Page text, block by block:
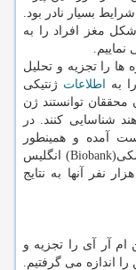
بسیار نادر بود.
شکل مغز افراد را به
ها را تجزیه و تحلیل
به اطلاعات ژنتیکی
محققان توانستند ژن
شناسایی کنند. در
آمده و همینطور
بررسی داده های موجود در بانک اطلاعات پزشکی(Biobank) انگلیس
و اسکن مغز ام آر آی ​​و اطلاعات ژنتیکی۲۰ هزار نفر آنها به نتایج
ام آر آی را تجزیه و
اندازه می گرفتیم.